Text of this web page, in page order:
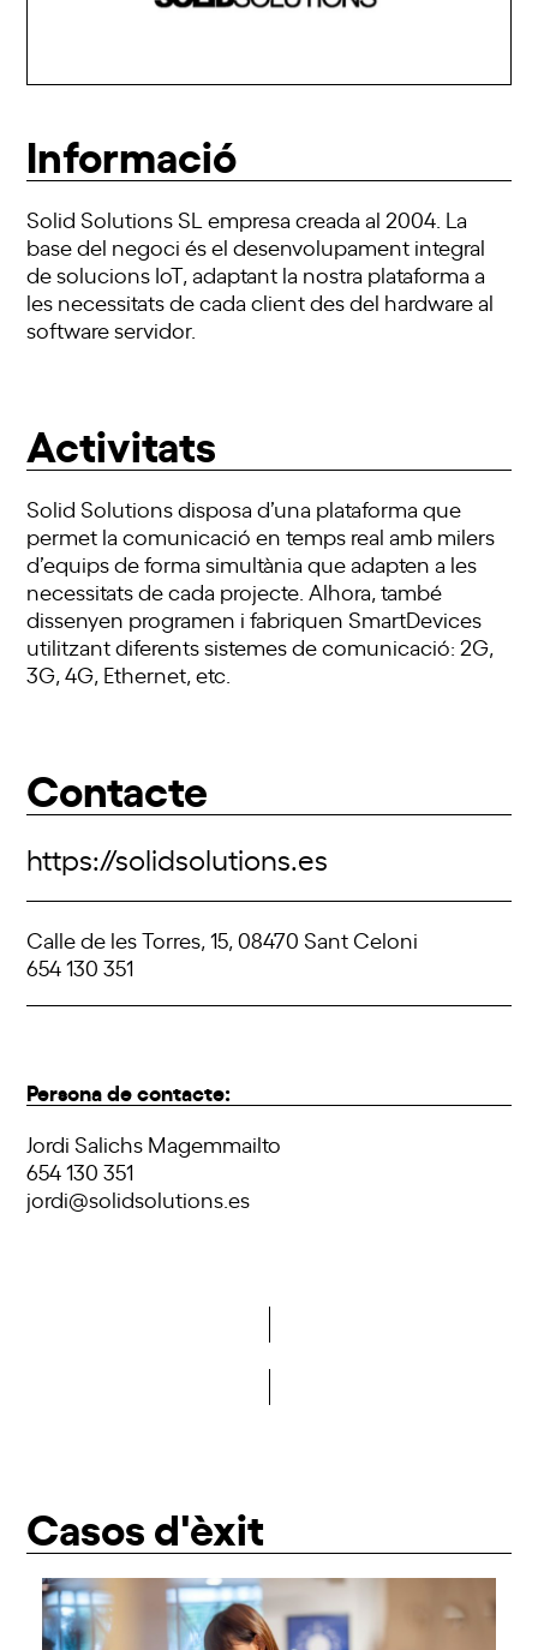
Informació
Solid Solutions SL empresa creada al 2004. La
base del negoci és el desenvolupament integral
de solucions IoT, adaptant la nostra plataforma a
les necessitats de cada client des del hardware al
software servidor.
Activitats
Solid Solutions disposa d’una plataforma que
permet la comunicació en temps real amb milers
d’equips de forma simultània que adapten a les
necessitats de cada projecte. Alhora, també
dissenyen programen i fabriquen SmartDevices
utilitzant diferents sistemes de comunicació: 2G,
3G, 4G, Ethernet, etc.
Contacte
https://solidsolutions.es
Calle de les Torres, 15, 08470 Sant Celoni
654 130 351
Persona de contacte:
Jordi Salichs Magemmailto
654 130 351
jordi@solidsolutions.es
Casos d'èxit